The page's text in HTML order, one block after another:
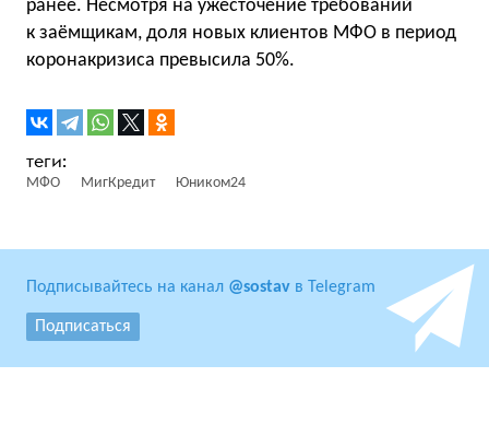
ранее. Несмотря на ужесточение требований
к заёмщикам, доля новых клиентов МФО в период
коронакризиса превысила 50%.
МФО МигКредит Юником24
Подписывайтесь на канал @sostav в Telegram
Подписаться